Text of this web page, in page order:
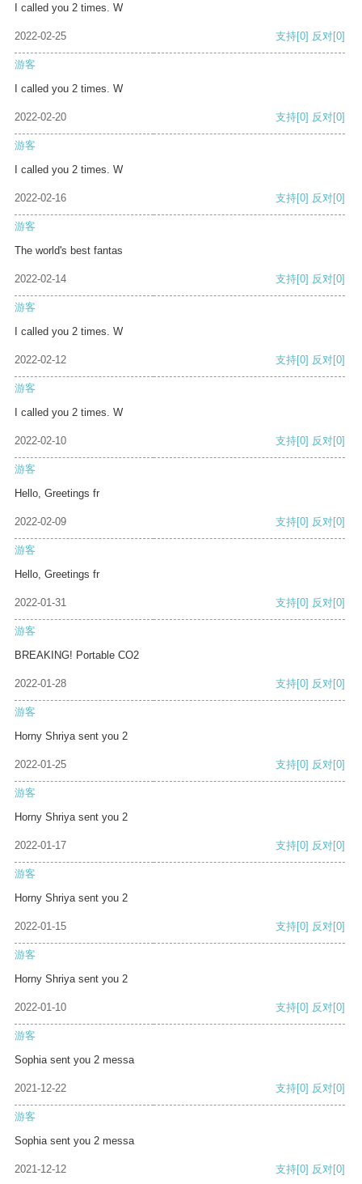
I called you 2 times. W
2022-02-25 支持[0] 反对[0]
游客
I called you 2 times. W
2022-02-20 支持[0] 反对[0]
游客
I called you 2 times. W
2022-02-16 支持[0] 反对[0]
游客
The world's best fantas
2022-02-14 支持[0] 反对[0]
游客
I called you 2 times. W
2022-02-12 支持[0] 反对[0]
游客
I called you 2 times. W
2022-02-10 支持[0] 反对[0]
游客
Hello, Greetings fr
2022-02-09 支持[0] 反对[0]
游客
Hello, Greetings fr
2022-01-31 支持[0] 反对[0]
游客
BREAKING! Portable CO2
2022-01-28 支持[0] 反对[0]
游客
Horny Shriya sent you 2
2022-01-25 支持[0] 反对[0]
游客
Horny Shriya sent you 2
2022-01-17 支持[0] 反对[0]
游客
Horny Shriya sent you 2
2022-01-15 支持[0] 反对[0]
游客
Horny Shriya sent you 2
2022-01-10 支持[0] 反对[0]
游客
Sophia sent you 2 messa
2021-12-22 支持[0] 反对[0]
游客
Sophia sent you 2 messa
2021-12-12 支持[0] 反对[0]